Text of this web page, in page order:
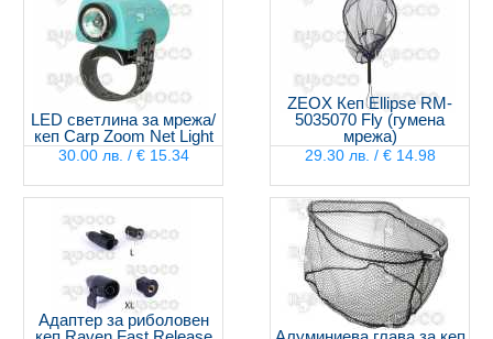
LED светлина за мрежа/
кеп Carp Zoom Net Light
30.00 лв. / € 15.34
ZEOX Кеп Ellipse RM-
5035070 Fly (гумена
мрежа)
29.30 лв. / € 14.98
Адаптер за риболовен